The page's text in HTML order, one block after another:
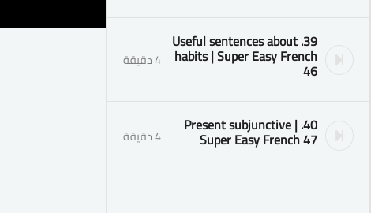
39. Useful sentences about
habits | Super Easy French
46 4 دقيقة
40. Present subjunctive |
Super Easy French 47 4 دقيقة